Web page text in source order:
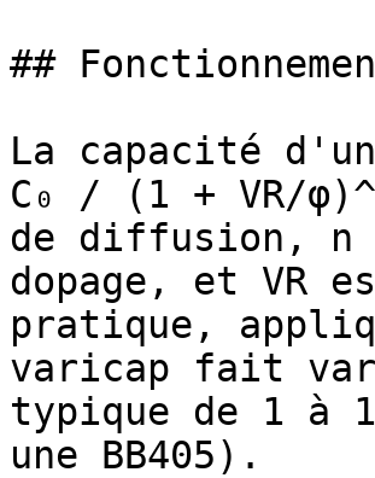
##
La capacité
C₀ / (1 + VR/
de diffusion, n
dopage, et VR
pratique,
varicap fait
typique de 1 à
une BB405).